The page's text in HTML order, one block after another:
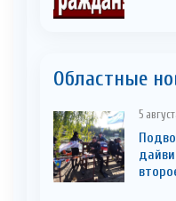
Областные
5